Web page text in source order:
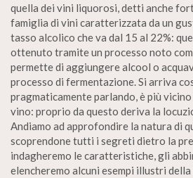
quella dei vini liquorosi, detti anche
famiglia di vini caratterizzata da un
tasso alcolico che va dal 15 al 22%:
ottenuto tramite un processo noto
permette di aggiungere alcool o
processo di fermentazione. Si arriva
pragmaticamente parlando, è più vicino
vino: proprio da questo deriva la
Andiamo ad approfondire la natura di
scoprendone tutti i segreti dietro la
indagheremo le caratteristiche, gli
elencheremo alcuni esempi illustri